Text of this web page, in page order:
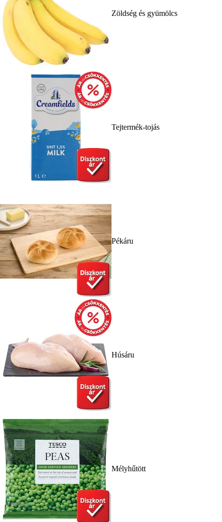
Zöldség és gyümölcs
Tejtermék-tojás
Pékáru
Húsáru
Mélyhűtött